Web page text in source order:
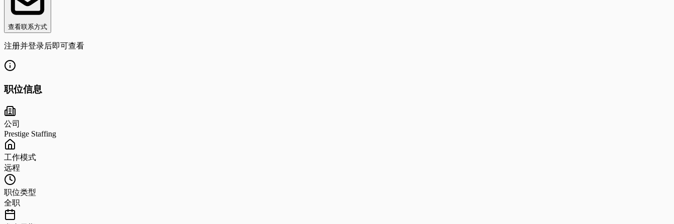
查看联系方式
注册并登录后即可查看
职位信息
公司
Prestige Staffing
工作模式
远程
职位类型
全职